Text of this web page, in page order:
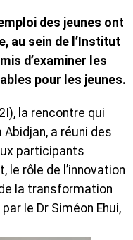
des jeunes ont
au sein de l’Institut
d’examiner les
pour les jeunes.
la rencontre qui
a réuni des
participants
rôle de l’innovation
la transformation
le Dr Siméon Ehui,